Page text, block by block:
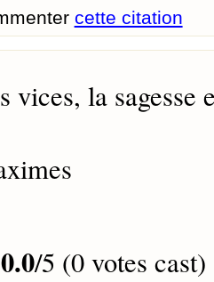
cette citation
vices, la sagesse
0.0/5 (0 votes cast)